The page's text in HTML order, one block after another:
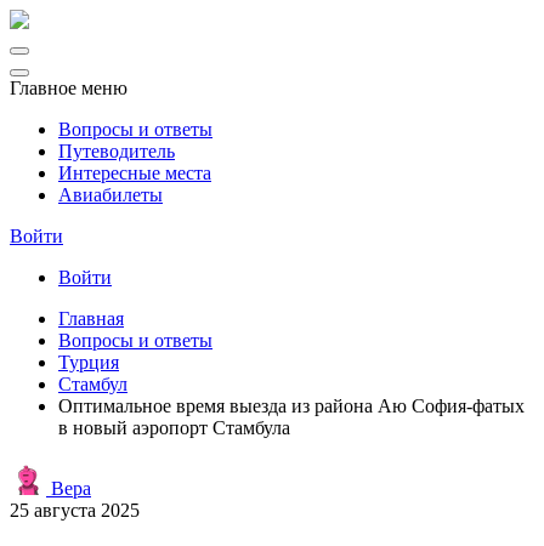
Главное меню
Вопросы и ответы
Путеводитель
Интересные места
Авиабилеты
Войти
Войти
Главная
Вопросы и ответы
Турция
Стамбул
Оптимальное время выезда из района Аю София-фатых
в новый аэропорт Стамбула
Вера
25 августа 2025